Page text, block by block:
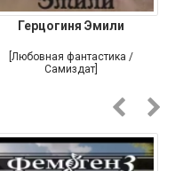
Герцогиня Эмили
[Любовная фантастика /
Самиздат]